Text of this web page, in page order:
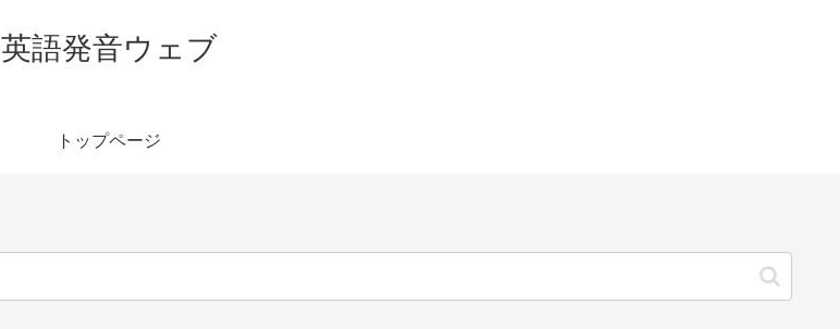
英語発音ウェブ
トップページ